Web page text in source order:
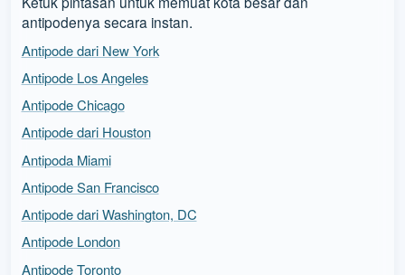
antipodenya secara instan.
Antipode dari New York
Antipode Los Angeles
Antipode Chicago
Antipode dari Houston
Antipoda Miami
Antipode San Francisco
Antipode dari Washington, DC
Antipode London
Antipode Toronto